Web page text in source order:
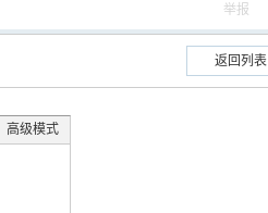
举报
返回列表
高级模式